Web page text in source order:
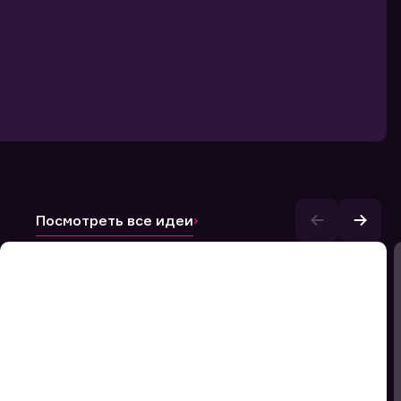
Посмотреть все идеи